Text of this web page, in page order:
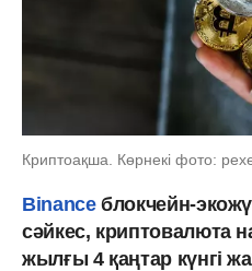
Криптоақша. Көрнекі фото:
Binanceблокчейн-
сәйкес, криптовалюта
жылғы 4 қаңтар күнгі